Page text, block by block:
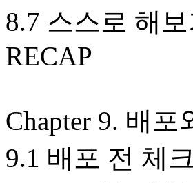
8.7 스스로 해
RECAP
Chapter 9. 배
9.1 배포 전 체